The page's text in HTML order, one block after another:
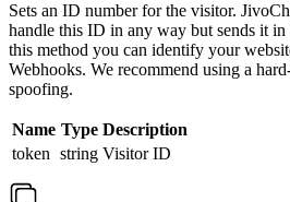
Sets an ID number for the visitor.
handle this ID in any way but sends it
this method you can identify your
Webhooks. We recommend using a
spoofing.
Name Type Description
token string Visitor ID